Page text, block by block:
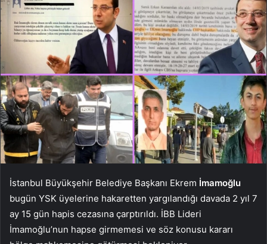
İstanbul Büyükşehir Belediye Başkanı Ekrem İmamoğlu
bugün YSK üyelerine hakaretten yargılandığı davada 2 yıl 7
ay 15 gün hapis cezasına çarptırıldı. İBB Lideri
İmamoğlu’nun hapse girmemesi ve söz konusu kararı